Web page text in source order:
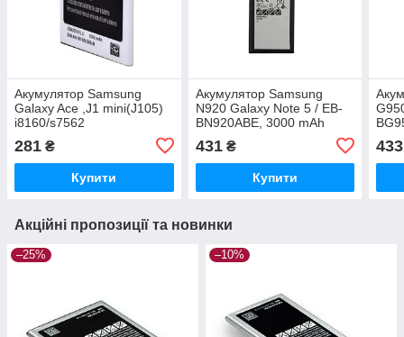
Акумулятор Samsung
Galaxy Ace ,J1 mini(J105)
i8160/s7562
zka/i8190/S7390/EB425161LU,
EB-BG313BBE, 1500 mAh
Original PRC
281 ₴
Купити
Акумулятор Samsung
N920 Galaxy Note 5 / EB-
BN920ABE, 3000 mAh
431₴
Купити
433
Акційні пропозиції та новинки
–25% –10%